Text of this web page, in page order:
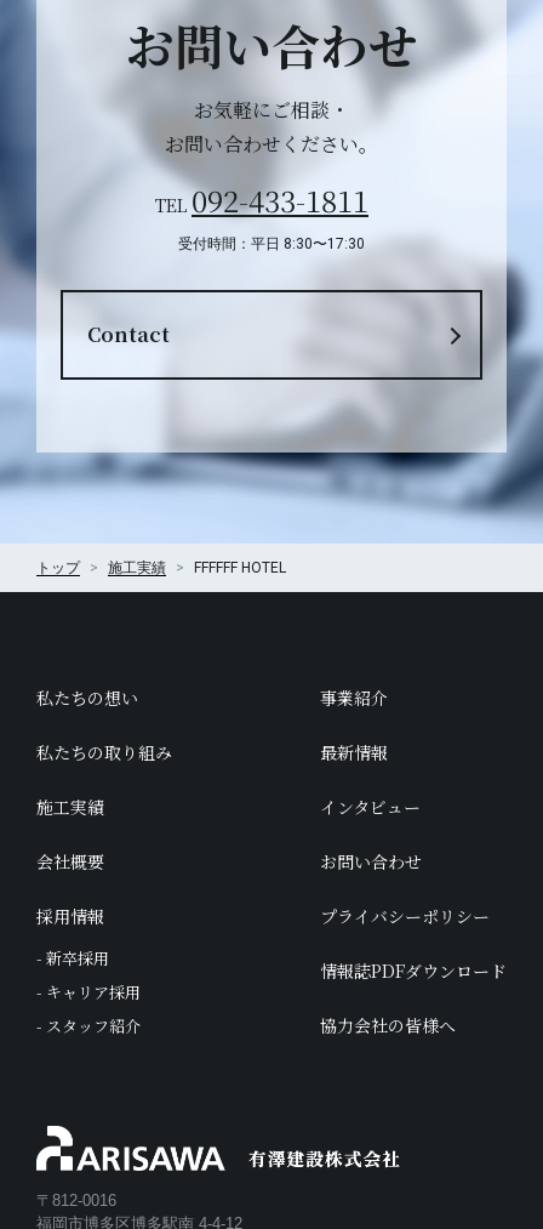
お問い合わせ
お気軽にご相談・
お問い合わせください。
TEL 092-433-1811
受付時間：平日 8:30〜17:30
Contact
トップ 施工実績 FFFFFF HOTEL
私たちの想い
私たちの取り組み
施工実績
会社概要
採用情報
- 新卒採用
- キャリア採用
- スタッフ紹介
事業紹介
最新情報
インタビュー
お問い合わせ
プライバシーポリシー
情報誌PDFダウンロード
協力会社の皆様へ
〒812-0016
福岡市博多区博多駅南 4-4-12